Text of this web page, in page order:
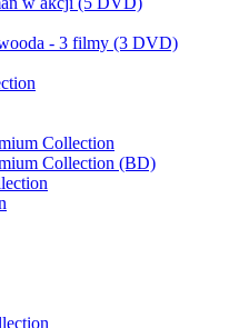
- 3 filmy (3 DVD)
Collection
Collection (BD)